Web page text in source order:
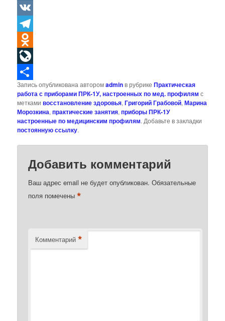
VK
Telegram
Odnoklassniki
LiveJournal
Отправить
Запись опубликована авторомadminв рубрикеПрактическая
работа с приборами ПРК-1У, настроенных по мед. профилям с
меткамивосстановление здоровья,Григорий Грабовой,Марина
Морозкина,практические занятия,приборы ПРК-1У
настроенные по медицинским профилям. Добавьте в закладки
постоянную ссылку.
Добавить комментарий
Ваш адрес email не будет опубликован. Обязательные
поля помечены*
Комментарий *